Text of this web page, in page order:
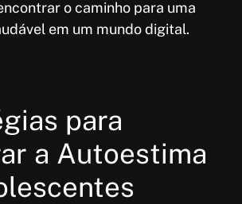
o caminho para uma
em um mundo digital.
para
a Autoestima